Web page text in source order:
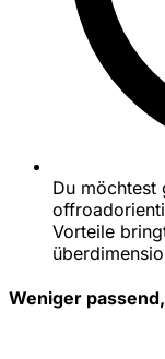
Du möchtest
Vorteile
Weniger